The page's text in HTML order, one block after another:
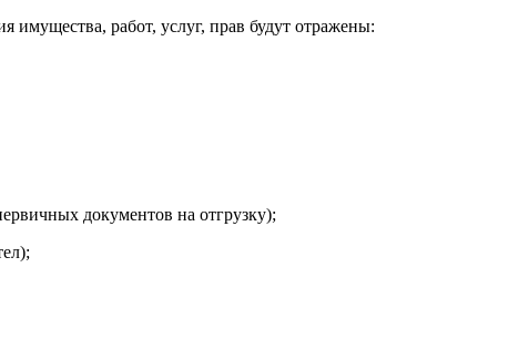
имущества, работ, услуг, прав будут отражены:
документов на отгрузку);